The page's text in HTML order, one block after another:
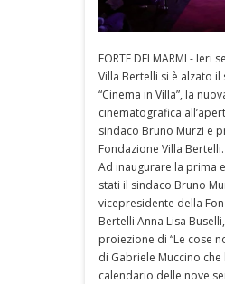
FORTE DEI MARMI - Ieri
Villa Bertelli si è alzato il
“Cinema in Villa”, la
cinematografica
sindaco Bruno Murzi e
Fondazione Villa Bertelli.
Ad inaugurare la prima
stati il sindaco Bruno
vicepresidente della
Bertelli Anna Lisa
proiezione di “Le cose
di Gabriele Muccino
calendario delle nove